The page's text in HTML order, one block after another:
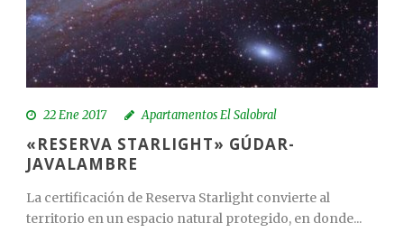
22 Ene 2017 Apartamentos El Salobral
«RESERVA STARLIGHT» GÚDAR-
JAVALAMBRE
La certificación de Reserva Starlight convierte al
territorio en un espacio natural protegido, en donde...